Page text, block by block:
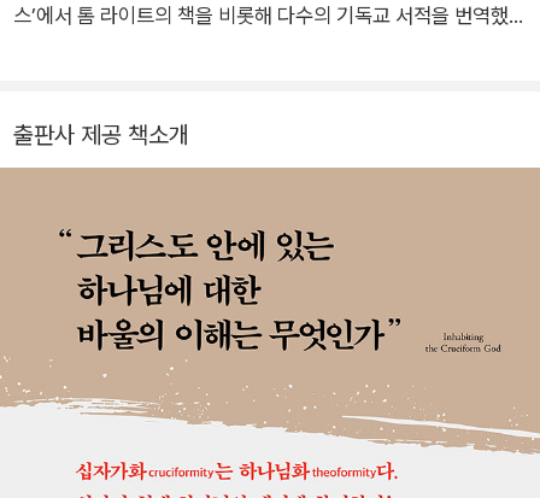
스’에서 톰 라이트의 책을 비롯해 다수의 기독교 서적을 번역했
며, 정신건강의학과 전문의로 진료 활동을 하면서, 틈틈이 유익한
신앙 서적을 발굴하고 소개하려는 계획도 갖고 있다.
출판사 제공 책소개